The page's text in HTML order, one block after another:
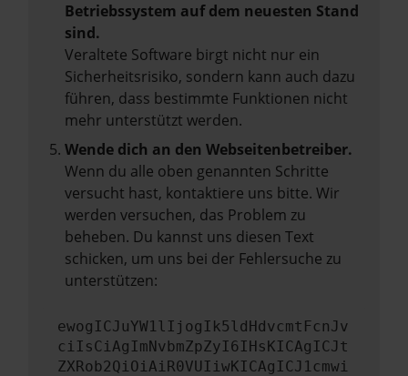
Betriebssystem auf dem neuesten Stand
sind.
Veraltete Software birgt nicht nur ein
Sicherheitsrisiko, sondern kann auch dazu
führen, dass bestimmte Funktionen nicht
mehr unterstützt werden.
Wende dich an den Webseitenbetreiber.
Wenn du alle oben genannten Schritte
versucht hast, kontaktiere uns bitte. Wir
werden versuchen, das Problem zu
beheben. Du kannst uns diesen Text
schicken, um uns bei der Fehlersuche zu
unterstützen:
ewogICJuYW1lIjogIk5ldHdvcmtFcnJv
ciIsCiAgImNvbmZpZyI6IHsKICAgICJt
ZXRob2QiOiAiR0VUIiwKICAgICJ1cmwi